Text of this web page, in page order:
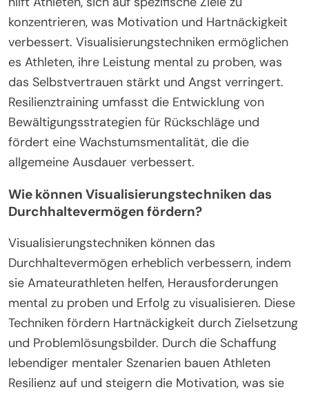
konzentrieren, was Motivation und Hartnäckigkeit
verbessert. Visualisierungstechniken ermöglichen
es Athleten, ihre Leistung mental zu proben, was
das Selbstvertrauen stärkt und Angst verringert.
Resilienztraining umfasst die Entwicklung von
Bewältigungsstrategien für Rückschläge und
fördert eine Wachstumsmentalität, die die
allgemeine Ausdauer verbessert.
Wie können Visualisierungstechniken das
Durchhaltevermögen fördern?
Visualisierungstechniken können das
Durchhaltevermögen erheblich verbessern, indem
sie Amateurathleten helfen, Herausforderungen
mental zu proben und Erfolg zu visualisieren. Diese
Techniken fördern Hartnäckigkeit durch Zielsetzung
und Problemlösungsbilder. Durch die Schaffung
lebendiger mentaler Szenarien bauen Athleten
Resilienz auf und steigern die Motivation, was sie